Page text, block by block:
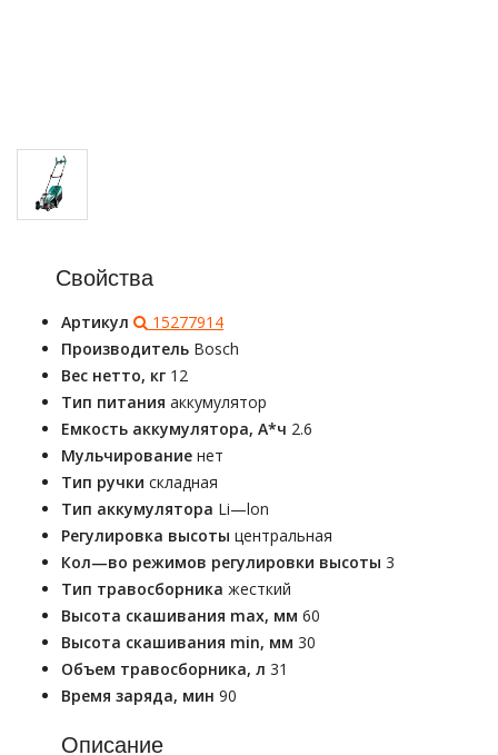
Свойства
Артикул
15277914
Производитель Bosch
Вес нетто, кг 12
Тип питания аккумулятор
Емкость аккумулятора, А*ч 2.6
Мульчирование нет
Тип ручки складная
Тип аккумулятора Li—lon
Регулировка высоты центральная
Кол—во режимов регулировки высоты 3
Тип травосборника жесткий
Высота скашивания max, мм 60
Высота скашивания min, мм 30
Объем травосборника, л 31
Время заряда, мин 90
Описание